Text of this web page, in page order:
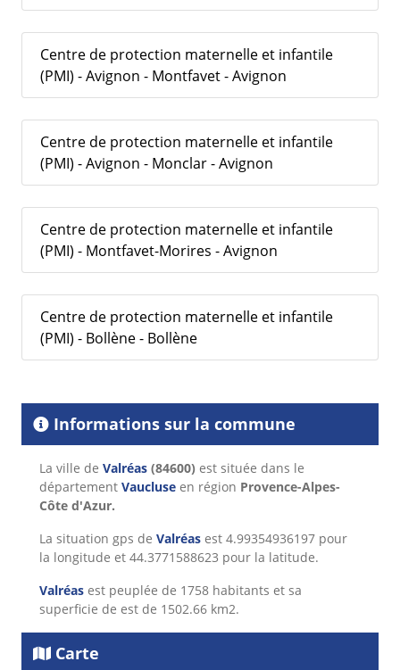
Centre de protection maternelle et infantile
(PMI) - Avignon - Montfavet - Avignon
Centre de protection maternelle et infantile
(PMI) - Avignon - Monclar - Avignon
Centre de protection maternelle et infantile
(PMI) - Montfavet-Morires - Avignon
Centre de protection maternelle et infantile
(PMI) - Bollène - Bollène
Informations sur la commune
La ville de Valréas (84600) est située dans le
département Vaucluse en région Provence-Alpes-
Côte d'Azur.
La situation gps de Valréas est 4.99354936197 pour
la longitude et 44.3771588623 pour la latitude.
Valréas est peuplée de 1758 habitants et sa
superficie de est de 1502.66 km2.
Carte